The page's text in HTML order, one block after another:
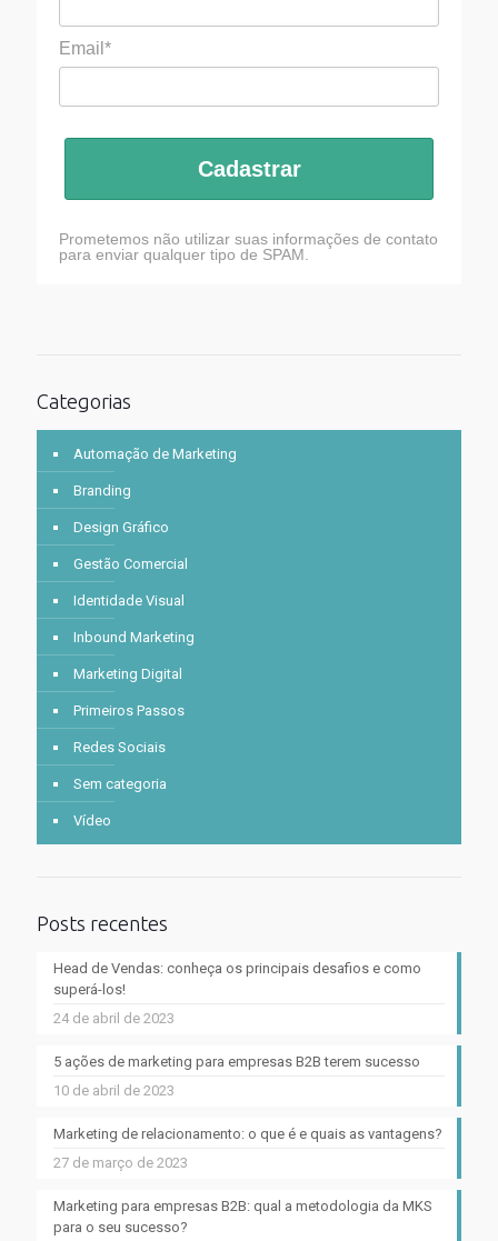
Email*
Cadastrar
Prometemos não utilizar suas informações de contato
para enviar qualquer tipo de SPAM.
Categorias
Automação de Marketing
Branding
Design Gráfico
Gestão Comercial
Identidade Visual
Inbound Marketing
Marketing Digital
Primeiros Passos
Redes Sociais
Sem categoria
Vídeo
Posts recentes
Head de Vendas: conheça os principais desafios e como
superá-los!
24 de abril de 2023
5 ações de marketing para empresas B2B terem sucesso
10 de abril de 2023
Marketing de relacionamento: o que é e quais as vantagens?
27 de março de 2023
Marketing para empresas B2B: qual a metodologia da MKS
para o seu sucesso?